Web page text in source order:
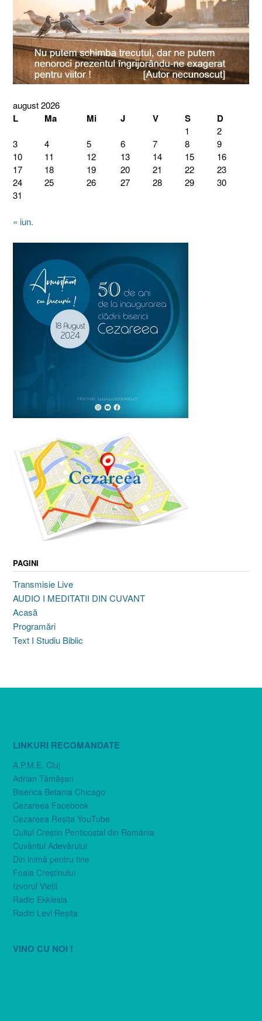
august 2026
L Ma Mi J V S D
1
2
3
4 5 6 7 8
9
10
11 12 13 14 15
16
17
18 19 20 21 22
23
24
25 26 27 28 29
30
31
« iun.
PAGINI
Transmisie Live
AUDIO I MEDITATII DIN CUVANT
Acasă
Programări
Text I Studiu Biblic
LINKURI RECOMANDATE
A.P.M.E. Cluj
Adrian Tămăşan
Biserica Betania Chicago
Cezareea Facebook
Cezareea Reşiţa YouTube
Cultul Creştin Penticostal din România
Cuvântul Adevărului
Din inimă pentru tine
Foaia Creştinului
Izvorul Vieţii
Radio Ekklesia
Radio Levi Reşiţa
VINO CU NOI !